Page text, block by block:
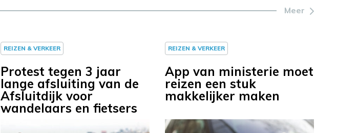
Meer
REIZEN & VERKEER
Protest tegen 3 jaar
lange afsluiting van de
Afsluitdijk voor
wandelaars en fietsers
REIZEN & VERKEER
App van ministerie moet
reizen een stuk
makkelijker maken